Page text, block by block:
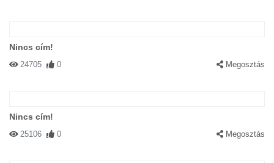
Nincs cím!
24705 0 Megosztás
Nincs cím!
25106 0 Megosztás